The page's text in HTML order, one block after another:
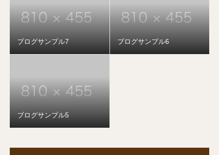
ブログサンプル7 ブログサンプル6
ブログサンプル5